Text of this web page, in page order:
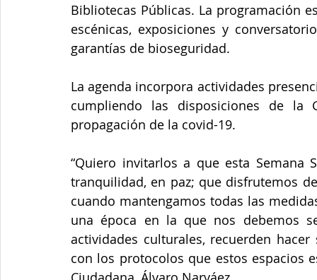
Bibliotecas Públicas. La programación
escénicas, exposiciones y
garantías de bioseguridad.
La agenda incorpora actividades
cumpliendo las disposiciones de la
propagación de la covid-19.
“Quiero invitarlos a que esta
tranquilidad, en paz; que disfrutemos
cuando mantengamos todas las
una época en la que nos debemos
actividades culturales, recuerden
con los protocolos que estos espacios